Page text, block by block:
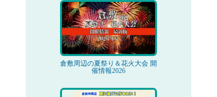
倉敷周辺の夏祭り＆花火大会 開
催情報2026